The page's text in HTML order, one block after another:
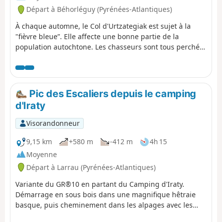
Français et beaucoup de Coréens, d'Australiens,
d'Américains de Philippins et bien sûr des Espagnoles. À
partir d'ici, il faut parler Espagnol ou Anglais ou utiliser
Google Traduction. Mais on arrive toujours à se faire
comprendre et se débrouiller. C'est la magie du chemin
Départ à Béhorléguy (Pyrénées-Atlantiques)
À chaque automne, le Col d'Urtzategiak est sujet à la
"fièvre bleue”. Elle affecte une bonne partie de la
population autochtone. Les chasseurs sont tous perchés
la palombe.
Pic des Escaliers depuis le camping
d'Iraty
Visorandonneur
9,15 km
+580 m -412 m
4h 15
Moyenne
Départ à Larrau (Pyrénées-Atlantiques)
Variante du GR®10 en partant du Camping d'Iraty.
Démarrage en sous bois dans une magnifique hêtraie
basque, puis cheminement dans les alpages avec les